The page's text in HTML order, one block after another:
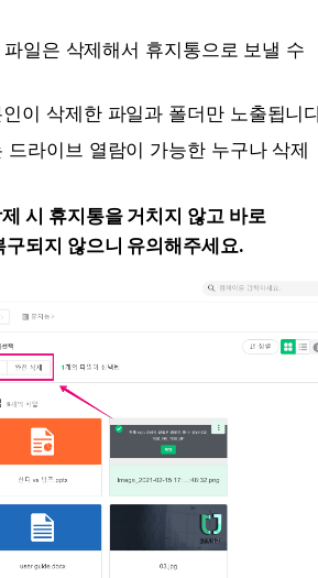
일은 삭제해서 휴지통으로 보낼 수
이 삭제한 파일과 폴더만 노출됩니
드라이브 열람이 가능한 누구나 삭제
시 휴지통을 거치지 않고 바로
구되지 않으니 유의해주세요.